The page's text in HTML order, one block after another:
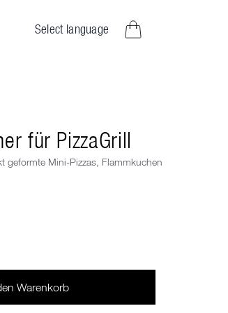
Select language
Artikel im
für PizzaGrill
geformte Mini-Pizzas, Flammkuchen
Warenkorb